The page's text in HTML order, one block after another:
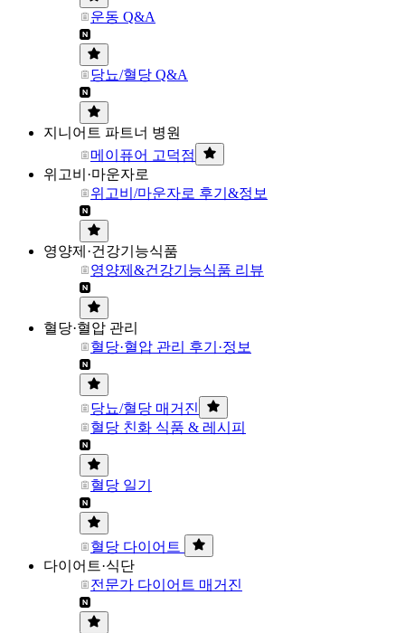
운동 Q&A
당뇨/혈당 Q&A
지니어트 파트너 병원
메이퓨어 고덕점
위고비·마운자로
위고비/마운자로 후기&정보
영양제·건강기능식품
영양제&건강기능식품 리뷰
혈당·혈압 관리
혈당·혈압 관리 후기·정보
당뇨/혈당 매거진
혈당 친화 식품 & 레시피
혈당 일기
혈당 다이어트
다이어트·식단
전문가 다이어트 매거진